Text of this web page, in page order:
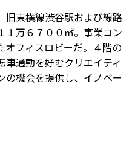
旧東横線渋谷駅および線路
１万６７００㎡。事業コン
オフィスロビーだ。４階の
通勤を好むクリエイティ
の機会を提供し、イノベー